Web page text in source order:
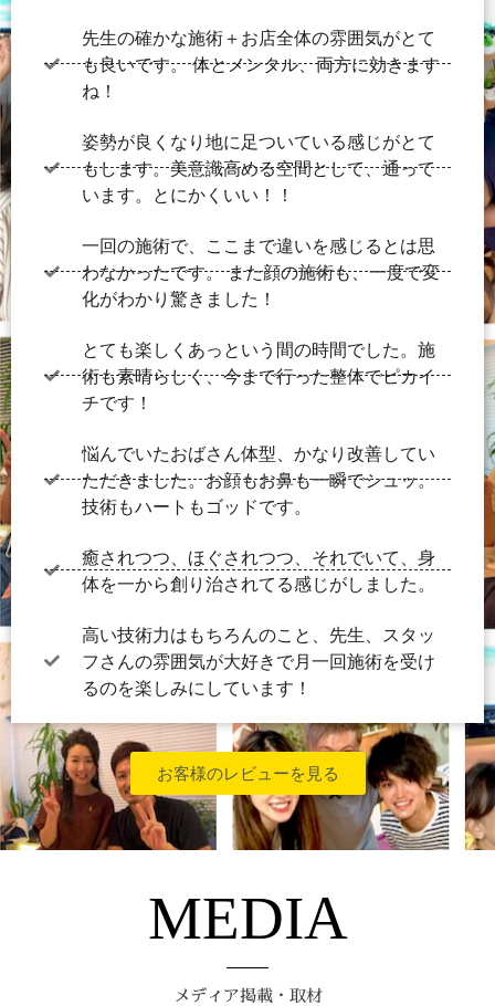
先生の確かな施術＋お店全体の雰囲気がとて
も良いです。 体とメンタル、両方に効きます
ね！
姿勢が良くなり地に足ついている感じがとて
もします。美意識高める空間として、通って
います。とにかくいい！！
一回の施術で、ここまで違いを感じるとは思
わなかったです。 また顔の施術も、一度で変
化がわかり驚きました！
とても楽しくあっという間の時間でした。施
術も素晴らしく、今まで行った整体でピカイ
チです！
悩んでいたおばさん体型、かなり改善してい
ただきました。お顔もお鼻も一瞬でシュッ。
技術もハートもゴッドです。
癒されつつ、ほぐされつつ、それでいて、身
体を一から創り治されてる感じがしました。
高い技術力はもちろんのこと、先生、スタッ
フさんの雰囲気が大好きで月一回施術を受け
るのを楽しみにしています！
お客様のレビューを見る
MEDIA
メディア掲載・取材